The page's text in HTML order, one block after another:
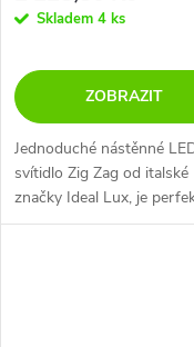
Skladem 4 ks
ZOBRAZIT
Jednoduché nástěnné
svítidlo Zig Zag od italské
značky Ideal Lux, je
volbou pro osvětlení